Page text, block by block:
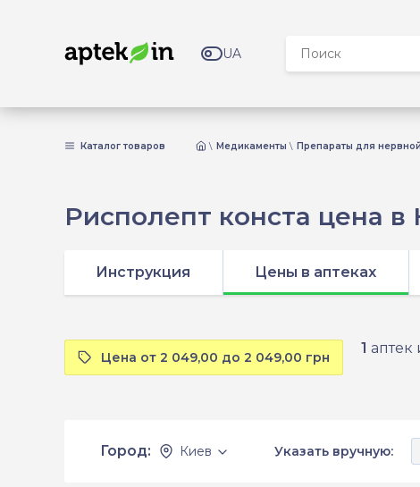
Каталог товаров Медикаменты Препараты для
Рисполепт конста цена в
Инструкция Цены в аптеках
Цена от 2 049,00 до 2 049,00 грн
1 аптек
Город: Киев Указать вручную:
UA